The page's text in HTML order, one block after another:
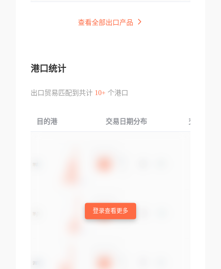
查看全部出口产品
港口统计
出口贸易匹配到共计 10+个港口
目的港 交易日期分布 交易产品
登录查看更多